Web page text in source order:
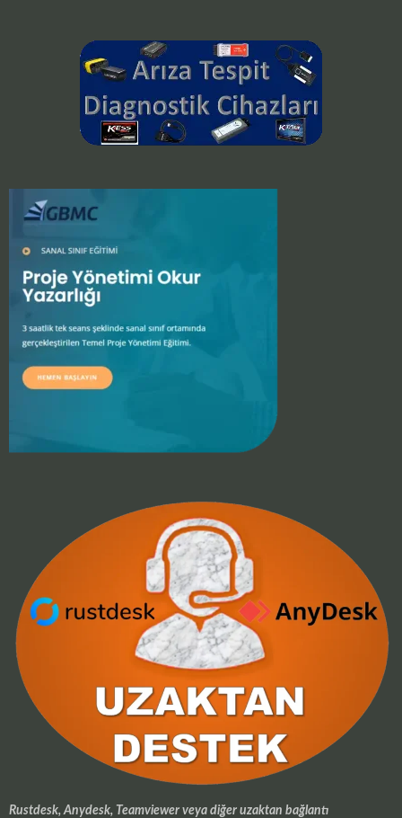
Rustdesk, Anydesk, Teamviewer veya diğer uzaktan bağlantı